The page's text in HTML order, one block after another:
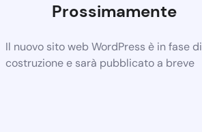
Prossimamente
Il nuovo sito web WordPress è in fase di
costruzione e sarà pubblicato a breve